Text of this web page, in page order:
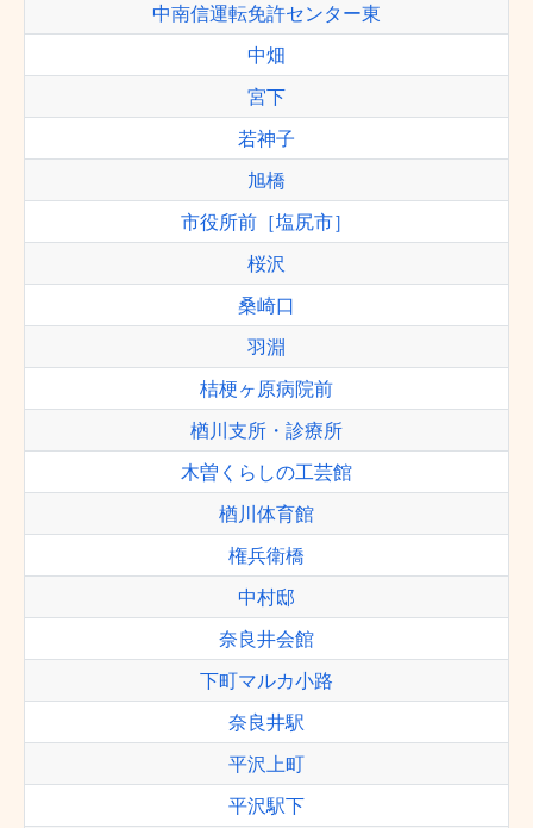
中南信運転免許センター東
中畑
宮下
若神子
旭橋
市役所前［塩尻市］
桜沢
桑崎口
羽淵
桔梗ヶ原病院前
楢川支所・診療所
木曽くらしの工芸館
楢川体育館
権兵衛橋
中村邸
奈良井会館
下町マルカ小路
奈良井駅
平沢上町
平沢駅下